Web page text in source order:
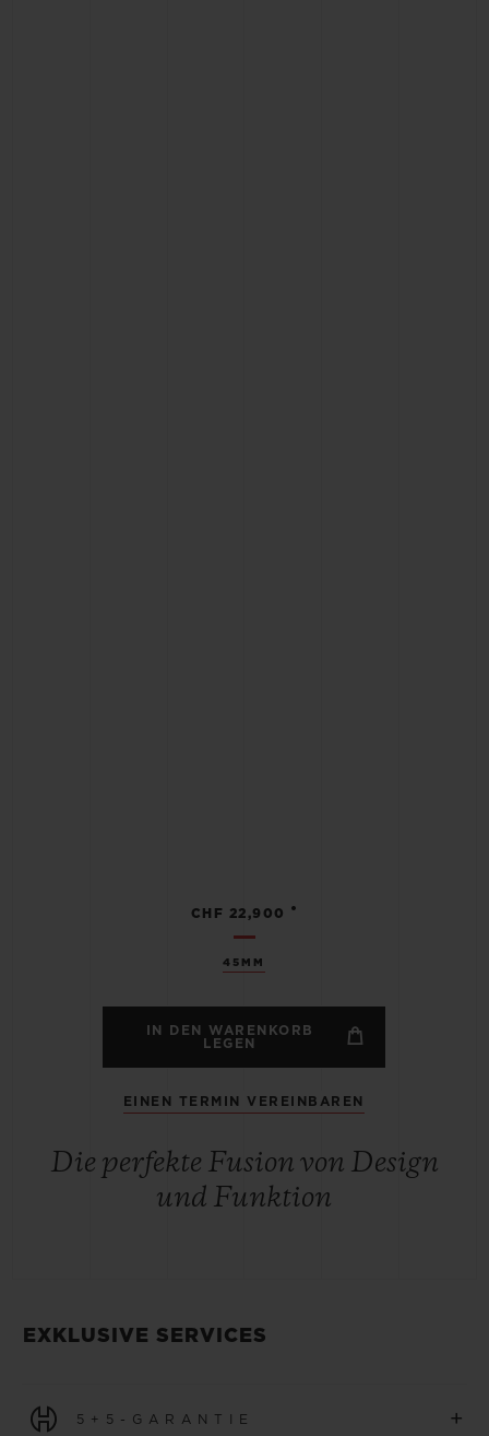
45MM
CHF 22,900 •
IN DEN WARENKORB
LEGEN
EINEN TERMIN VEREINBAREN
Die perfekte Fusion von Design
und Funktion
EXKLUSIVE SERVICES
5+5-GARANTIE +